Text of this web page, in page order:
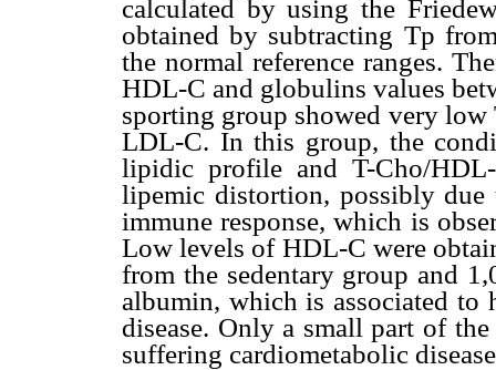
calculated by using the
obtained by subtracting Tp
the normal reference ranges.
HDL-C and globulins values
sporting group showed very
LDL-C. In this group, the
lipidic profile and T-Cho/
lipemic distortion, possibly due
immune response, which is
Low levels of HDL-C were
from the sedentary group and
albumin, which is associated
disease. Only a small part of
suffering cardiometabolic